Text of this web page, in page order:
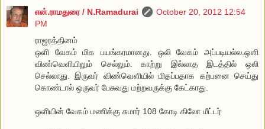
என்.ராமதுரை / N.Ramadurai
October 20, 2012 12:54
PM
ராஜரத்தினம்
ஒளி வேகம் மிக பயங்கரமானது. ஒலி வேகம் அப்படியல்ல.ஒளி
விண்வெளியிலும் செல்லும். காற்று இல்லாத இடத்தில் ஒலி
செல்லாது. இருவர் விண்வெளியில் மிதப்பதாக கற்பனை செய்து
கொண்டால் ஒருவர் பேசுவது மற்றவருக்கு கேட்காது.
ஒளியின் வேகம் மணிக்கு சுமார் 108 கோடி கிலோ மீட்டர்